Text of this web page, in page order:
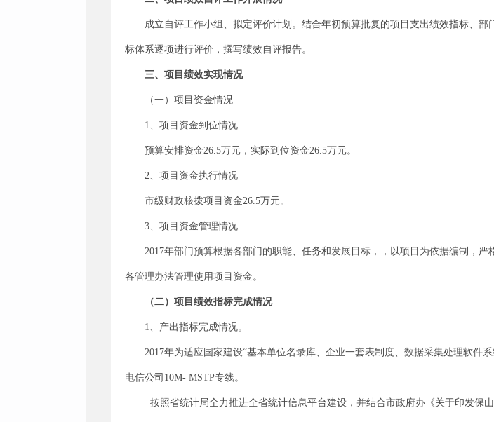
成立自评工作小组、拟定评价计划。结合年初预算批复的项目支出绩效指标、
标体系逐项进行评价，撰写绩效自评报告。
三、项目绩效实现情况
（一）项目资金情况
1、项目资金到位情况
预算安排资金26.5万元，实际到位资金26.5万元。
2、项目资金执行情况
市级财政核拨项目资金26.5万元。
3、项目资金管理情况
2017年部门预算根据各部门的职能、任务和发展目标，，以项目为依据编制，
各管理办法管理使用项目资金。
（二）项目绩效指标完成情况
1、产出指标完成情况。
2017年为适应国家建设“基本单位名录库、企业一套表制度、数据采集处理软件
电信公司10M- MSTP专线。
按照省统计局全力推进全省统计信息平台建设，并结合市政府办《关于印发保